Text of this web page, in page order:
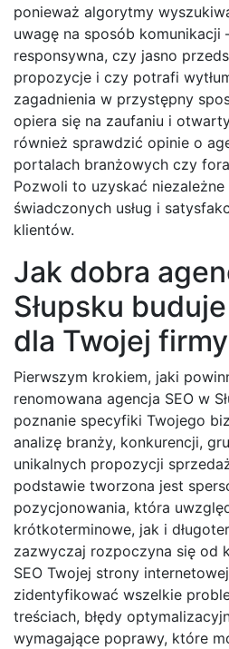
ponieważ algorytmy
uwagę na sposób komunikacji
responsywna, czy jasno
propozycje i czy potrafi
zagadnienia w przystępny
opiera się na zaufaniu i
również sprawdzić opinie o
portalach branżowych czy
Pozwoli to uzyskać
świadczonych usług i
klientów.
Jak dobra
Słupsku
dla Twojej firmy
Pierwszym krokiem, jaki
renomowana agencja SEO w
poznanie specyfiki Twojego
analizę branży, konkurencji,
unikalnych propozycji
podstawie tworzona jest
pozycjonowania, która
krótkoterminowe, jak i
zazwyczaj rozpoczyna się od
SEO Twojej strony
zidentyfikować wszelkie
treściach, błędy
wymagające poprawy, które